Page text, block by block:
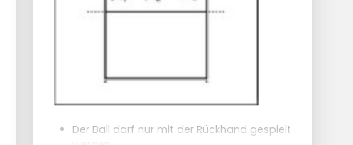
Der Ball darf nur mit der Rückhand gespielt